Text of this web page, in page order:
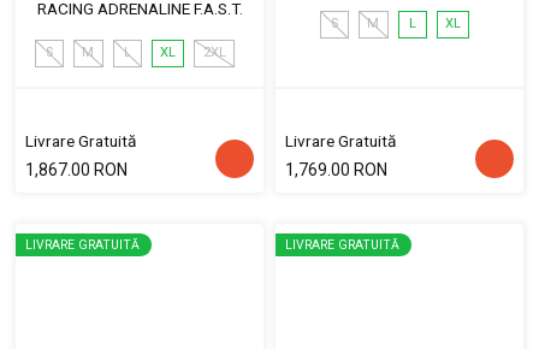
RACING ADRENALINE F.A.S.T.
S M L XL 2XL
Livrare Gratuită
1,867.00 RON
S M L XL
Livrare Gratuită
1,769.00 RON
LIVRARE GRATUITĂ LIVRARE GRATUITĂ